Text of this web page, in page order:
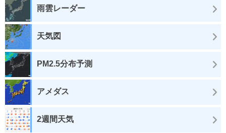
雨雲レーダー
天気図
PM2.5分布予測
アメダス
2週間天気